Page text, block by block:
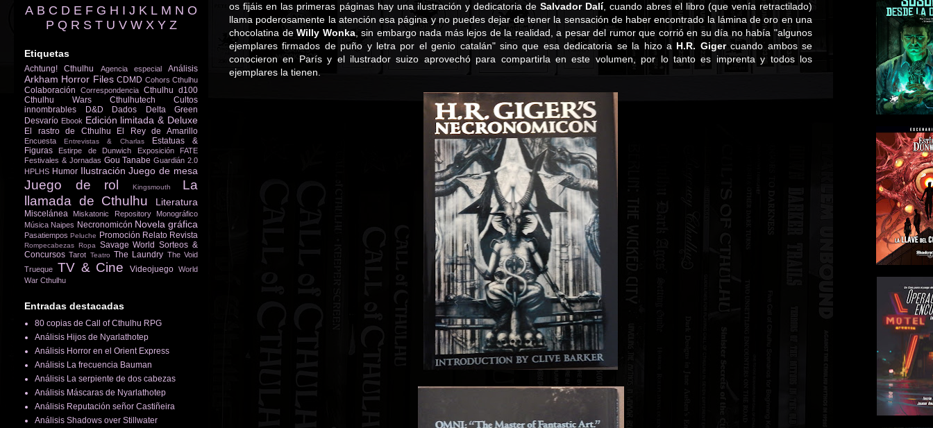
os fijáis en las primeras páginas hay una ilustración y dedicatoria deSalvador Dalí, cuando abres el libro (que venía retractilado)
llama poderosamente la atención esa página y no puedes dejar de tener la sensación de haber encontrado la lámina de oro en una
chocolatina deWilly Wonka, sin embargo nada más lejos de la realidad, a pesar del rumor que corrió en su día no había "algunos
ejemplares firmados de puño y letra por el genio catalán" sino que esa dedicatoria se la hizo a H.R. Gigercuando ambos se
conocieron en París y el ilustrador suizo aprovechó para compartirla en este volumen, por lo tanto es imprenta y todos los
ejemplares la tienen.
A B C D E F G H I J K L M N O
P Q R S T U V W X Y Z
Etiquetas
Achtung! Cthulhu Agencia especial Análisis
Arkham Horror Files CDMD Cohors Cthulhu
Colaboración Correspondencia Cthulhu d100
Cthulhu Wars
Cthulhutech
Cultos
innombrables
D&D Dados
Delta Green
Desvarío Ebook Edición limitada & Deluxe
El rastro de Cthulhu El Rey de Amarillo
Encuesta Entrevistas & Charlas
Estatuas &
Figuras
Estirpe de Dunwich Exposición
FATE
Festivales & Jornadas Gou Tanabe Guardián 2.0
HPLHS Humor Ilustración Juego de mesa
Juego de rol Kingsmouth
La
llamada de Cthulhu
Literatura
Miscelánea Miskatonic Repository
Monográfico
Música Naipes Necronomicón Novela gráfica
Pasatiempos Peluche Promoción Relato Revista
Rompecabezas Ropa Savage World Sorteos &
Concursos Tarot Teatro The Laundry The Void
Trueque TV & Cine Videojuego World
War Cthulhu
Entradas destacadas
80 copias de Call of Cthulhu RPG
Análisis Hijos de Nyarlathotep
Análisis Horror en el Orient Express
Análisis La frecuencia Bauman
Análisis La serpiente de dos cabezas
Análisis Máscaras de Nyarlathotep
Análisis Reputación señor Castiñeira
Análisis Shadows over Stillwater